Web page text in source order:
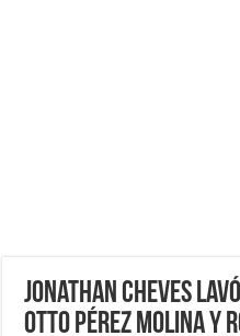
Jonathan Cheves
Otto Pérez Molina y